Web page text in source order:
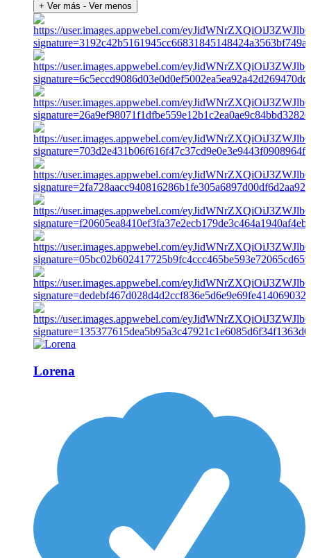
+ Ver más - Ver menos
Lorena